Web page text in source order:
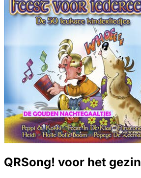
QRSong! voor het gezin